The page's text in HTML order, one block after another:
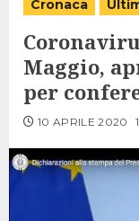
Cronaca
Maggio,
per
10 APRILE 2020